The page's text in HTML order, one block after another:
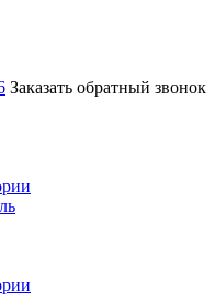
Заказать обратный звонок